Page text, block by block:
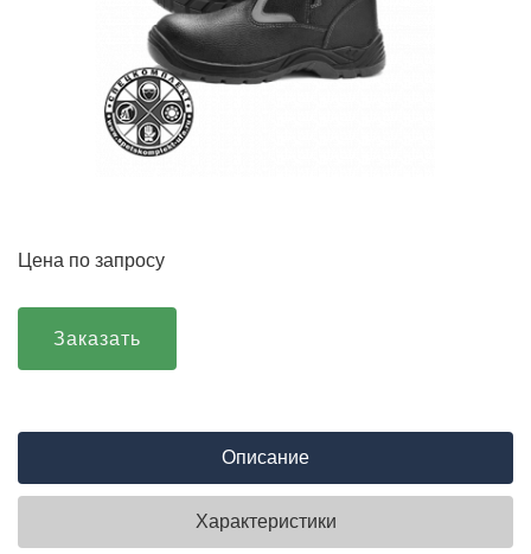
Цена по запросу
Заказать
Описание
Характеристики